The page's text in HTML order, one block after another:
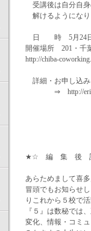
受講後は自分自身
解けるようにな
日 時 5月24
開催場所 201・千
http://chiba-
詳細・お申し込
⇒ http://
★☆ 編 集 後
あらためまして喜
冒頭でもお知らせ
りこれから５校で
『５』は数秘では
変化、情報・コミ